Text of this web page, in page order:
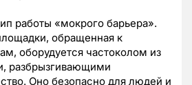
работы «мокрого барьера».
обращенная к
оборудуется частоколом из
разбрызгивающими
Оно безопасно для людей и